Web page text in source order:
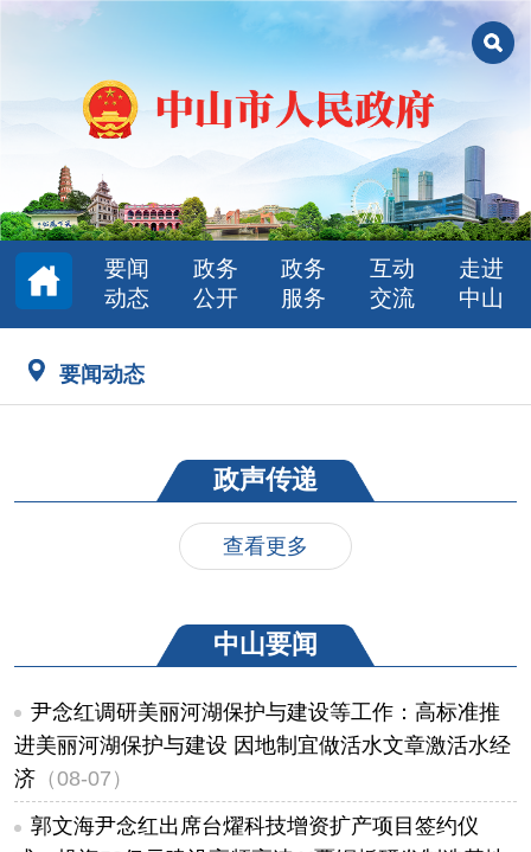
要闻
动态
政务
公开
政务
服务
互动
交流
走进
中山
要闻动态
政声传递
查看更多
中山要闻
尹念红调研美丽河湖保护与建设等工作：高标准推
进美丽河湖保护与建设 因地制宜做活水文章激活水经
济（08-07）
郭文海尹念红出席台燿科技增资扩产项目签约仪